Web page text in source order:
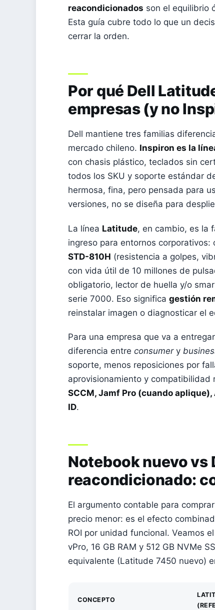
reacondicionados son el equilibrio
Esta guía cubre todo lo que un
cerrar la orden.
Por qué Dell
empresas (y no
Dell mantiene tres familias
mercado chileno. Inspiron es la
con chasis plástico, teclados sin
todos los SKU y soporte estándar
hermosa, fina, pero pensada para
versiones, no se diseña para
La línea Latitude, en cambio, es la
ingreso para entornos
STD-810H (resistencia a golpes,
con vida útil de 10 millones de
obligatorio, lector de huella y/o
serie 7000. Eso significa gestión
reinstalar imagen o diagnosticar el
Para una empresa que va a
diferencia entre consumery
soporte, menos reposiciones por
aprovisionamiento y compatibilidad
SCCM, Jamf Pro (cuando
ID.
Notebook nuevo vs
reacondicionado:
El argumento contable para
precio menor: es el efecto
ROI por unidad funcional. Veamos
vPro, 16 GB RAM y 512 GB NVMe
equivalente (Latitude 7450 nuevo)
CONCEPTO